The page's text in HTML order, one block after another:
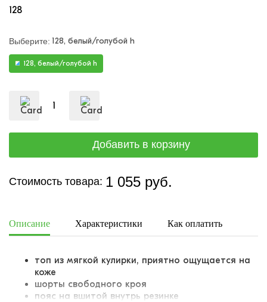
128
Выберите: 128, белый/голубой h
128, белый/голубой h
Стоимость товара: 1 055 руб.
Описание Характеристики Как оплатить
топ из мягкой кулирки, приятно ощущается на
коже
шорты свободного кроя
пояс на вшитой внутрь резинке